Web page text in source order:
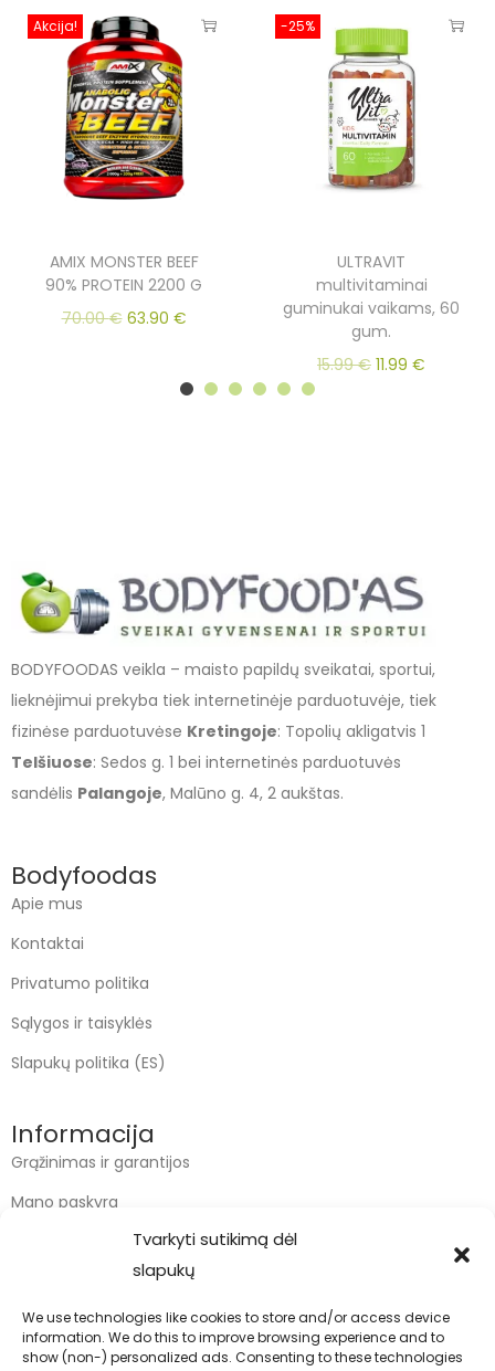
Tvarkyti sutikimą dėl
slapukų
We use technologies like cookies to store and/or access device
information. We do this to improve browsing experience and to
show (non-) personalized ads. Consenting to these technologies
Akcija!
AMIX MONSTER BEEF
90% PROTEIN 2200 G
70.00€ 63.90 €
-25%
ULTRAVIT
multivitaminai
guminukai vaikams, 60
gum.
15.99€ 11.99 €
BODYFOODAS veikla – maisto papildų sveikatai, sportui,
lieknėjimui prekyba tiek internetinėje parduotuvėje, tiek
fizinėse parduotuvėse Kretingoje: Topolių akligatvis 1
Telšiuose: Sedos g. 1 bei internetinės parduotuvės
sandėlis Palangoje, Malūno g. 4, 2 aukštas.
Bodyfoodas
Apie mus
Kontaktai
Privatumo politika
Sąlygos ir taisyklės
Slapukų politika (ES)
Informacija
Grąžinimas ir garantijos
Mano paskyra
Kontaktai